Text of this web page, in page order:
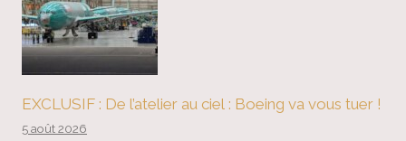
EXCLUSIF : De l’atelier au ciel : Boeing va vous tuer !
5 août 2026